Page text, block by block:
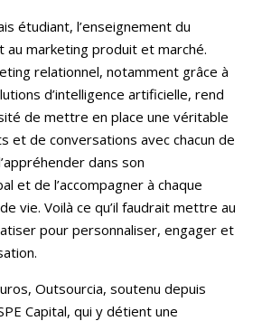
étudiant, l’enseignement du
au marketing produit et marché.
relationnel, notamment grâce à
d’intelligence artificielle, rend
de mettre en place une véritable
et de conversations avec chacun de
dans son
et de l’accompagner à chaque
vie. Voilà ce qu’il faudrait mettre au
pour personnaliser, engager et
Outsourcia, soutenu depuis
Capital, qui y détient une